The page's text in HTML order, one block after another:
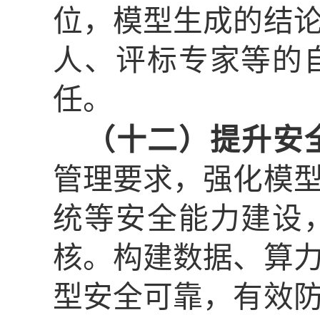
位，模型生成的结
人、评标专家等的
任。
（十二）提升安
管理要求，强化模
统等安全能力建设
核。构建数据、算
型安全可靠，有效